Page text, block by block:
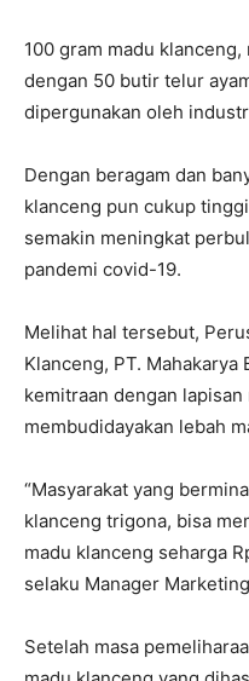
100 gram madu
dengan 50 butir telur
dipergunakan oleh
Dengan beragam dan
klanceng pun cukup
semakin meningkat
pandemi covid-19.
Melihat hal tersebut,
Klanceng, PT. Mahakarya
kemitraan dengan
membudidayakan lebah
“Masyarakat yang
klanceng trigona, bisa
madu klanceng seharga
selaku Manager
Setelah masa